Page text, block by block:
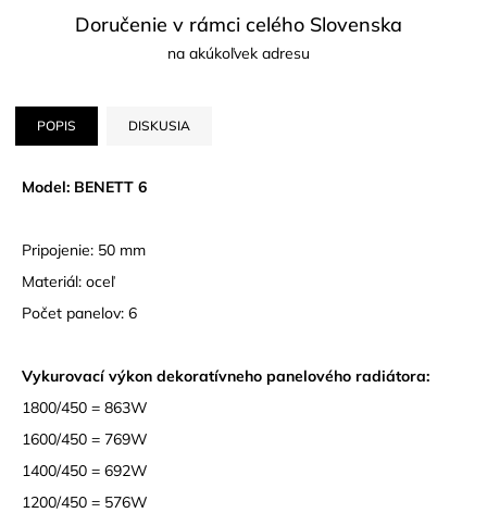
Doručenie v rámci celého Slovenska
na akúkoľvek adresu
POPIS DISKUSIA
Model: BENETT 6
Pripojenie: 50 mm
Materiál: oceľ
Počet panelov: 6
Vykurovací výkon dekoratívneho panelového radiátora:
1800/450 = 863W
1600/450 = 769W
1400/450 = 692W
1200/450 = 576W